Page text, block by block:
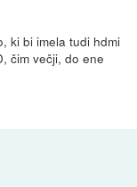
ki bi imela tudi hdmi
čim večji, do ene